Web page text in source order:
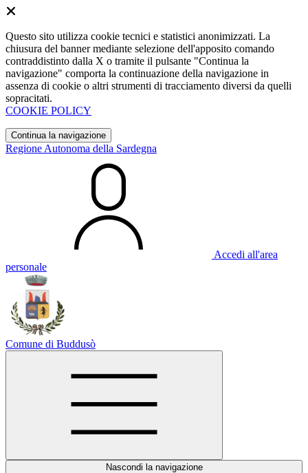
Questo sito utilizza cookie tecnici e statistici anonimizzati. La
chiusura del banner mediante selezione dell'apposito comando
contraddistinto dalla X o tramite il pulsante "Continua la
navigazione" comporta la continuazione della navigazione in
assenza di cookie o altri strumenti di tracciamento diversi da quelli
sopracitati.
COOKIE POLICY
Continua la navigazione
Regione Autonoma della Sardegna
Accedi all'area
personale
Comune di Buddusò
Nascondi la navigazione